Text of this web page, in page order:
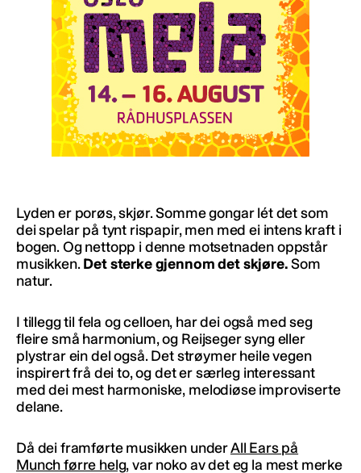
Lyden er porøs, skjør. Somme gongar lét det som
dei spelar på tynt rispapir, men med ei intens kraft i
bogen. Og nettopp i denne motsetnaden oppstår
musikken.Det sterke gjennom det skjøre.Som
natur.
I tillegg til fela og celloen, har dei også med seg
fleire små harmonium, og Reijseger syng eller
plystrar ein del også. Det strøymer heile vegen
inspirert frå dei to, og det er særleg interessant
med dei mest harmoniske, melodiøse improviserte
delane.
Då dei framførte musikken underAll Ears på
Munch førre helg, var noko av det eg la mest merke